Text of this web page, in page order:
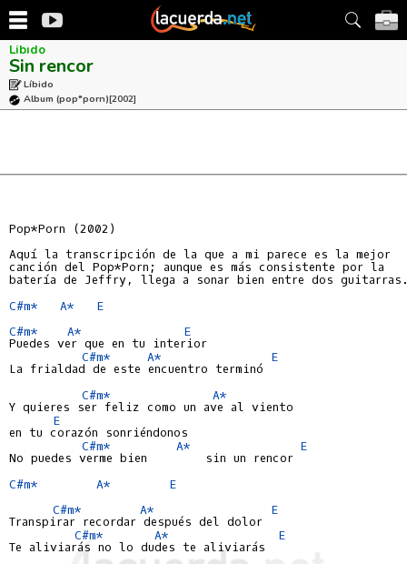
Líbido
Sin rencor
Líbido
Album (pop*porn)[2002]
Pop*Porn (2002)
Aquí la transcripción de la que a mi parece es la mejor
canción del Pop*Porn; aunque es más consistente por la
batería de Jeffry, llega a sonar bien entre dos
C#m*
A*
E
C#m*
A*
E
Puedes ver que en tu interior
C#m*
A*
E
La frialdad de este encuentro terminó
C#m*
A*
Y quieres ser feliz como un ave al viento
E
en tu corazón sonriéndonos
C#m*
A*
E
No puedes verme bien        sin un rencor
C#m*
A*
E
C#m*
A*
E
Transpirar recordar después del dolor
C#m*
A*
E
Te aliviarás no lo dudes te aliviarás